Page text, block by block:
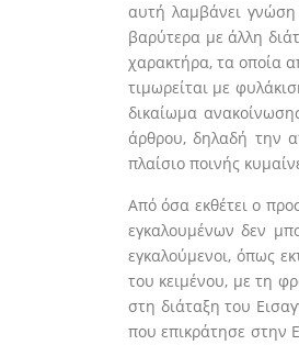
αυτή λαμβάνει γνώση
βαρύτερα με άλλη
χαρακτήρα, τα οποία
τιμωρείται με
δικαίωμα
άρθρου, δηλαδή την
πλαίσιο ποινής
Από όσα εκθέτει ο
εγκαλουμένων δεν
εγκαλούμενοι, όπως
του κειμένου, με τη
στη διάταξη του
που επικράτησε στην